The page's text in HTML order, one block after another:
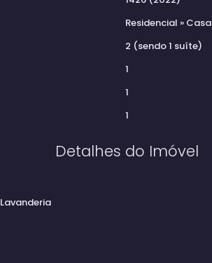
Residencial » Casa
2 (sendo 1 suíte)
1
1
1
Detalhes do Imóvel
Lavanderia